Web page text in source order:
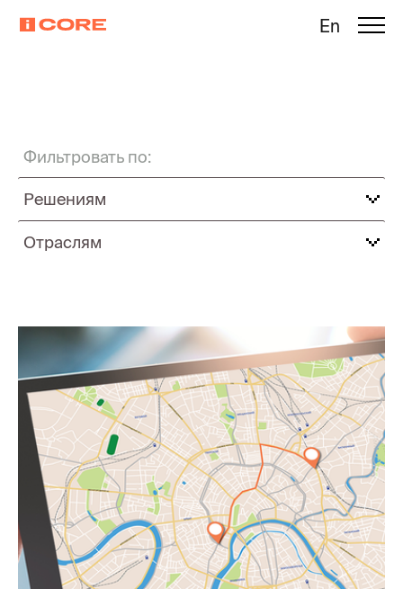
En
Фильтровать по:
Решениям
Отраслям